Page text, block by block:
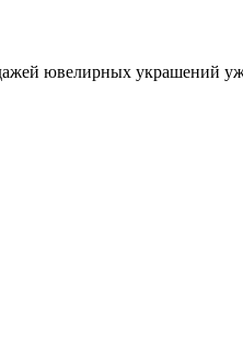
ювелирных украшений